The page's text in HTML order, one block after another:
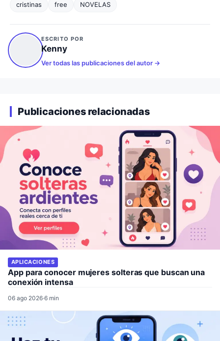
cristinas
free NOVELAS
ESCRITO POR
Kenny
Ver todas las publicaciones del autor
Publicaciones relacionadas
APLICACIONES
App para conocer mujeres solteras que buscan una
conexión intensa
06 ago 2026·6 min